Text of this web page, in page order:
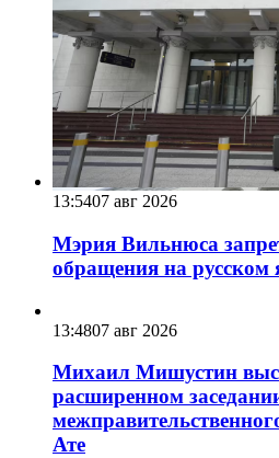
13:5407 авг 2026
Мэрия Вильнюса
обращения на русском
13:4807 авг 2026
Михаил Мишустин
расширенном
Ате